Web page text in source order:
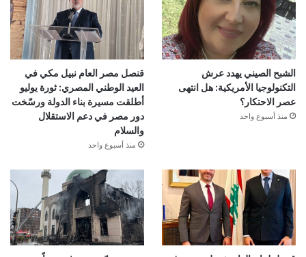
الشبح الصيني يهدد عرش
التكنولوجيا الأمريكية: هل انتهى
عصر الاحتكار؟
منذ أسبوع واحد
قنصل مصر العام نبيل مكي في
العيد الوطني المصري: ثورة يوليو
أطلقت مسيرة بناء الدولة ورسّخت
دور مصر في دعم الاستقلال
والسلام
منذ أسبوع واحد